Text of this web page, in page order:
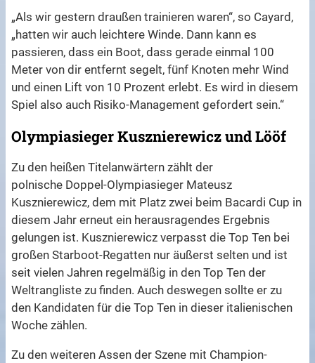
„Als wir gestern draußen trainieren waren“, so Cayard,
„hatten wir auch leichtere Winde. Dann kann es
passieren, dass ein Boot, dass gerade einmal 100
Meter von dir entfernt segelt, fünf Knoten mehr Wind
und einen Lift von 10 Prozent erlebt. Es wird in diesem
Spiel also auch Risiko-Management gefordert sein.“
Olympiasieger Kusznierewicz und Lööf
Zu den heißen Titelanwärtern zählt der
polnische Doppel-Olympiasieger Mateusz
Kusznierewicz, dem mit Platz zwei beim Bacardi Cup in
diesem Jahr erneut ein herausragendes Ergebnis
gelungen ist. Kusznierewicz verpasst die Top Ten bei
großen Starboot-Regatten nur äußerst selten und ist
seit vielen Jahren regelmäßig in den Top Ten der
Weltrangliste zu finden. Auch deswegen sollte er zu
den Kandidaten für die Top Ten in dieser italienischen
Woche zählen.
Zu den weiteren Assen der Szene mit Champion-